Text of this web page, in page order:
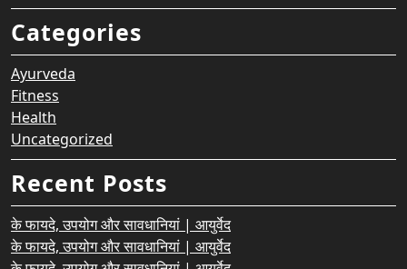
Categories
Ayurveda
Fitness
Health
Uncategorized
Recent Posts
के फायदे, उपयोग और सावधानियां | आयुर्वेद
के फायदे, उपयोग और सावधानियां | आयुर्वेद